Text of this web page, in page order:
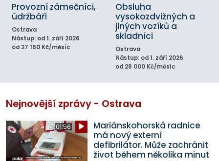
Provozní zámečníci,
údržbáři
Ostrava
Nástup: od 1. září 2026
od 27 160 Kč/měsíc
Obsluha
vysokozdvižných a
jiných vozíků a
skladníci
Ostrava
Nástup: od 1. září 2026
od 28 000 Kč/měsíc
Nejnovější zprávy - Ostrava
01:56
Mariánskohorská radnice
má nový externí
defibrilátor. Může zachránit
život během několika minut